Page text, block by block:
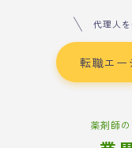
代理人
転職エー
薬剤師